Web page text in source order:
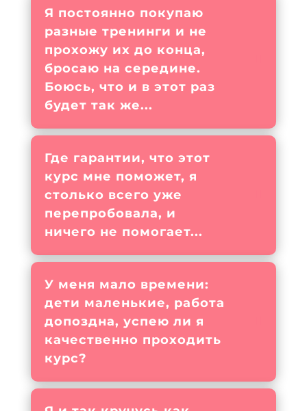
Я постоянно покупаю
разные тренинги и не
прохожу их до конца,
бросаю на середине.
Боюсь, что и в этот раз
будет так же...
Где гарантии, что этот
курс мне поможет, я
столько всего уже
перепробовала, и
ничего не помогает...
У меня мало времени:
дети маленькие, работа
допоздна, успею ли я
качественно проходить
курс?